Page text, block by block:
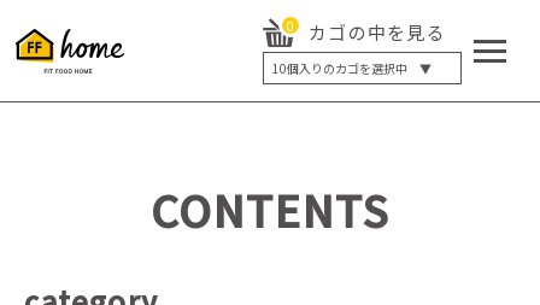
0 カゴの中を見る
10個入りのカゴを選択中 ▼
5個入り
20個入り
最大12%OFF
CONTENTS